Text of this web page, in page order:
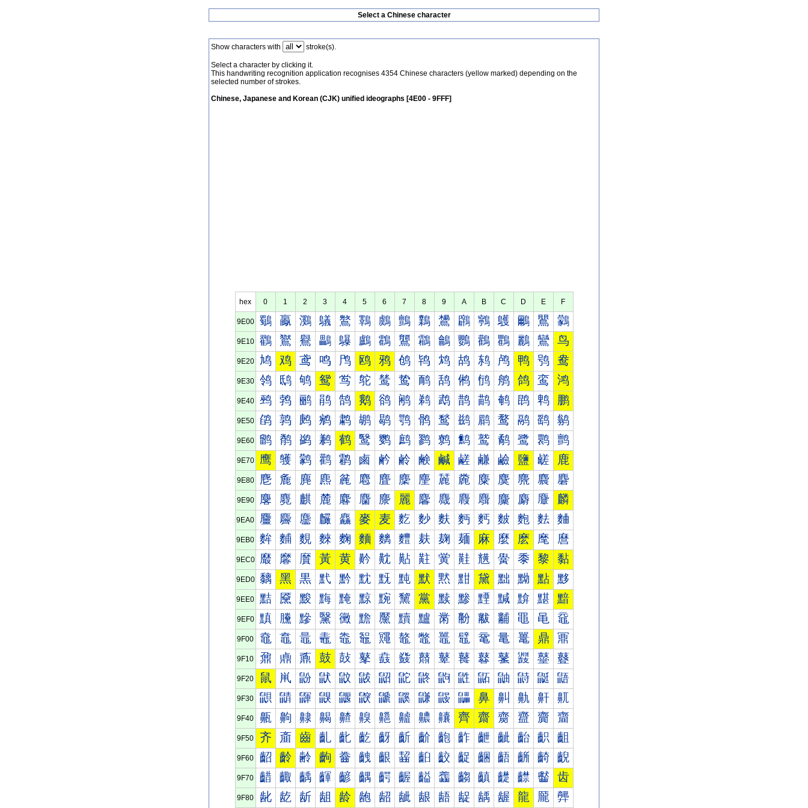
Select a Chinese character
Show characters with stroke(s).
Select a character by clicking it.
This handwriting recognition application recognises 4354 Chinese characters (yellow marked) depending on the
selected number of strokes.
Chinese, Japanese and Korean (CJK) unified ideographs [4E00 - 9FFF]
hex 0 1 2 3 4 5 6 7 8 9 A B C D E F
9E00 鸀 鸁 鸂 鸃 鸄 鸅 鸆 鸇 鸈 鸉 鸊 鸋 鸌 鸍 鸎 鸏
9E10 鸐 鸑 鸒 鸓 鸔 鸕 鸖 鸗 鸘 鸙 鸚 鸛 鸜 鸝 鸞 鸟
9E20 鸠 鸡 鸢 鸣 鸤 鸥 鸦 鸧 鸨 鸩 鸪 鸫 鸬 鸭 鸮 鸯
9E30 鸰 鸱 鸲 鸳 鸴 鸵 鸶 鸷 鸸 鸹 鸺 鸻 鸼 鸽 鸾 鸿
9E40 鹀 鹁 鹂 鹃 鹄 鹅 鹆 鹇 鹈 鹉 鹊 鹋 鹌 鹍 鹎 鹏
9E50 鹐 鹑 鹒 鹓 鹔 鹕 鹖 鹗 鹘 鹙 鹚 鹛 鹜 鹝 鹞 鹟
9E60 鹠 鹡 鹢 鹣 鹤 鹥 鹦 鹧 鹨 鹩 鹪 鹫 鹬 鹭 鹮 鹯
9E70 鹰 鹱 鹲 鹳 鹴 鹵 鹶 鹷 鹸 鹹 鹺 鹻 鹼 鹽 鹾 鹿
9E80 麀 麁 麂 麃 麄 麅 麆 麇 麈 麉 麊 麋 麌 麍 麎 麏
9E90 麐 麑 麒 麓 麔 麕 麖 麗 麘 麙 麚 麛 麜 麝 麞 麟
9EA0 麠 麡 麢 麣 麤 麥 麦 麧 麨 麩 麪 麫 麬 麭 麮 麯
9EB0 麰 麱 麲 麳 麴 麵 麶 麷 麸 麹 麺 麻 麼 麽 麾 麿
9EC0 黀 黁 黂 黃 黄 黅 黆 黇 黈 黉 黊 黋 黌 黍 黎 黏
9ED0 黐 黑 黒 黓 黔 黕 黖 黗 默 黙 黚 黛 黜 黝 點 黟
9EE0 黠 黡 黢 黣 黤 黥 黦 黧 黨 黩 黪 黫 黬 黭 黮 黯
9EF0 黰 黱 黲 黳 黴 黵 黶 黷 黸 黹 黺 黻 黼 黽 黾 黿
9F00 鼀 鼁 鼂 鼃 鼄 鼅 鼆 鼇 鼈 鼉 鼊 鼋 鼌 鼍 鼎 鼏
9F10 鼐 鼑 鼒 鼓 鼔 鼕 鼖 鼗 鼘 鼙 鼚 鼛 鼜 鼝 鼞 鼟
9F20 鼠 鼡 鼢 鼣 鼤 鼥 鼦 鼧 鼨 鼩 鼪 鼫 鼬 鼭 鼮 鼯
9F30 鼰 鼱 鼲 鼳 鼴 鼵 鼶 鼷 鼸 鼹 鼺 鼻 鼼 鼽 鼾 鼿
9F40 齀 齁 齂 齃 齄 齅 齆 齇 齈 齉 齊 齋 齌 齍 齎 齏
9F50 齐 齑 齒 齓 齔 齕 齖 齗 齘 齙 齚 齛 齜 齝 齞 齟
9F60 齠 齡 齢 齣 齤 齥 齦 齧 齨 齩 齪 齫 齬 齭 齮 齯
9F70 齰 齱 齲 齳 齴 齵 齶 齷 齸 齹 齺 齻 齼 齽 齾 齿
9F80 龀 龁 龂 龃 龄 龅 龆 龇 龈 龉 龊 龋 龌 龍 龎 龏